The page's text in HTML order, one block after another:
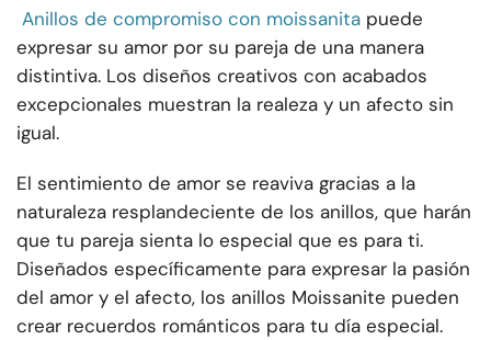
Anillos de compromiso con moissanita puede
expresar su amor por su pareja de una manera
distintiva. Los diseños creativos con acabados
excepcionales muestran la realeza y un afecto sin
igual.
El sentimiento de amor se reaviva gracias a la
naturaleza resplandeciente de los anillos, que harán
que tu pareja sienta lo especial que es para ti.
Diseñados específicamente para expresar la pasión
del amor y el afecto, los anillos Moissanite pueden
crear recuerdos románticos para tu día especial.